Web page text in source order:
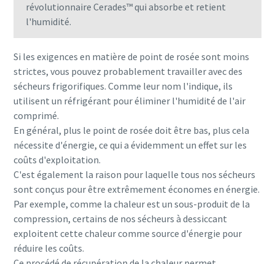
révolutionnaire Cerades™ qui absorbe et retient
l'humidité.
Si les exigences en matière de point de rosée sont moins
strictes, vous pouvez probablement travailler avec des
sécheurs frigorifiques. Comme leur nom l'indique, ils
utilisent un réfrigérant pour éliminer l'humidité de l'air
comprimé.
En général, plus le point de rosée doit être bas, plus cela
nécessite d'énergie, ce qui a évidemment un effet sur les
coûts d'exploitation.
C'est également la raison pour laquelle tous nos sécheurs
sont conçus pour être extrêmement économes en énergie.
Par exemple, comme la chaleur est un sous-produit de la
compression, certains de nos sécheurs à dessiccant
exploitent cette chaleur comme source d'énergie pour
réduire les coûts.